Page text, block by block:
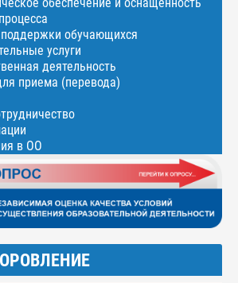
обеспечение и оснащенность
обучающихся
услуги
деятельность
приема (перевода)
в ОО